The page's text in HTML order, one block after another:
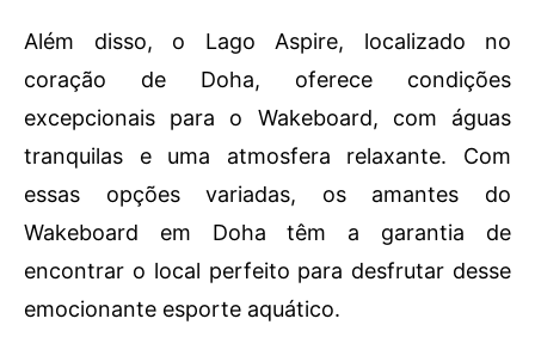
Além disso, o Lago Aspire, localizado no
coração de Doha, oferece condições
excepcionais para o Wakeboard, com águas
tranquilas e uma atmosfera relaxante. Com
essas opções variadas, os amantes do
Wakeboard em Doha têm a garantia de
encontrar o local perfeito para desfrutar desse
emocionante esporte aquático.